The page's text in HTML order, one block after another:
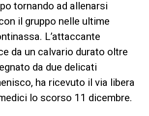
tornando ad allenarsi
il gruppo nelle ultime
L’attaccante
da un calvario durato oltre
da due delicati
ha ricevuto il via libera
lo scorso 11 dicembre.